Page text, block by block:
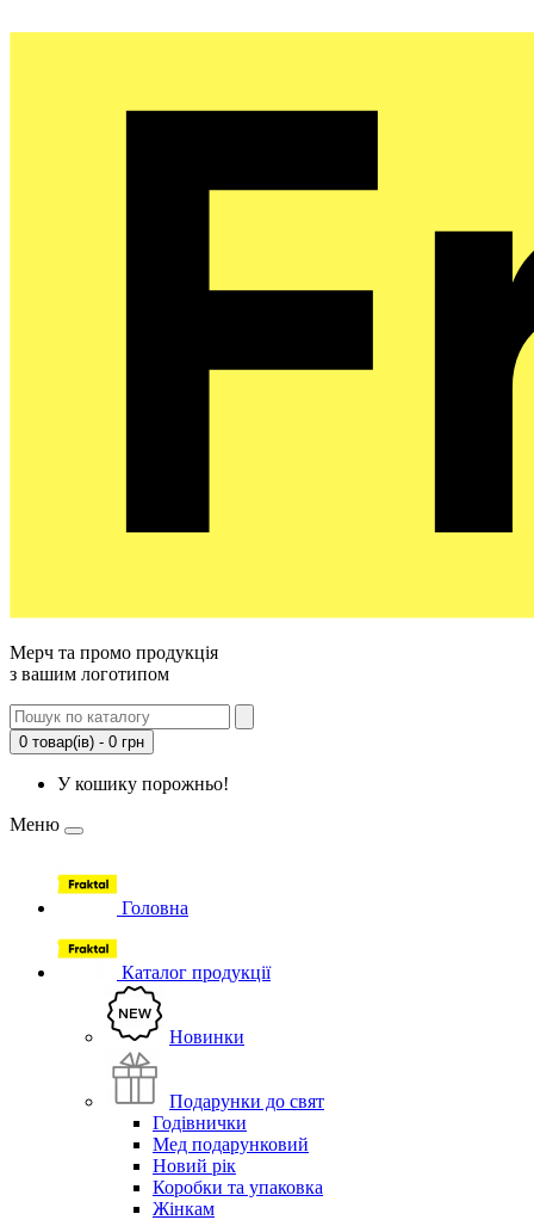
Мерч та промо продукція
з вашим логотипом
0 товар(ів) - 0 грн
У кошику порожньо!
Меню
Головна
Каталог продукції
Новинки
Подарунки до свят
Годівнички
Мед подарунковий
Новий рік
Коробки та упаковка
Жінкам